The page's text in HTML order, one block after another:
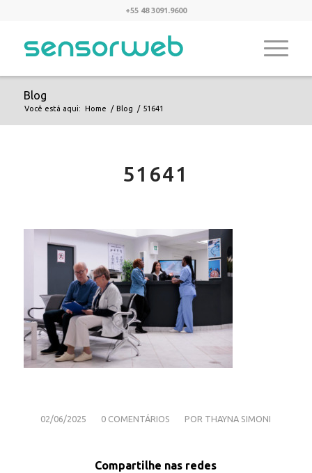
+55 48 3091.9600
Blog
Você está aqui: Home / Blog / 51641
51641
02/06/2025
/ 0 COMENTÁRIOS
/ POR THAYNA SIMONI
Compartilhe nas redes